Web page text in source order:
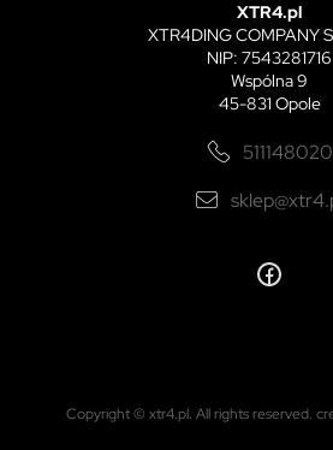
XTR4.pl
XTR4DING COMPANY
NIP: 7543281716
Wspólna 9
45-831 Opole
511148020
Copyright © xtr4.pl. All rights reserved.